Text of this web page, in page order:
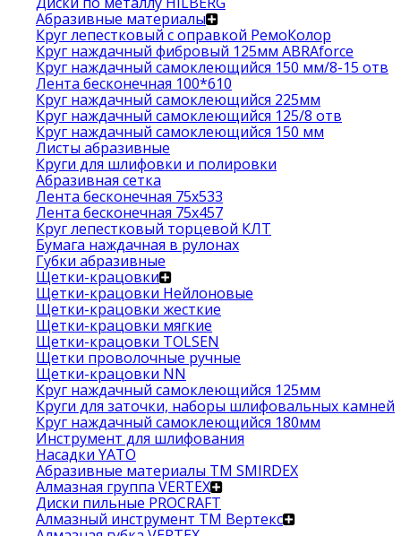
Абразивные материалы
Круг лепестковый с оправкой РемоКолор
Круг наждачный фибровый 125мм ABRAforce
Круг наждачный самоклеющийся 150 мм/8-15 отв
Лента бесконечная 100*610
Круг наждачный самоклеющийся 225мм
Круг наждачный самоклеющийся 125/8 отв
Круг наждачный самоклеющийся 150 мм
Листы абразивные
Круги для шлифовки и полировки
Абразивная сетка
Лента бесконечная 75х533
Лента бесконечная 75х457
Круг лепестковый торцевой КЛТ
Бумага наждачная в рулонах
Губки абразивные
Щетки-крацовки
Щетки-крацовки Нейлоновые
Щетки-крацовки жесткие
Щетки-крацовки мягкие
Щетки-крацовки TOLSEN
Щетки проволочные ручные
Щетки-крацовки NN
Круг наждачный самоклеющийся 125мм
Круги для заточки, наборы шлифовальных камней
Круг наждачный самоклеющийся 180мм
Инструмент для шлифования
Насадки YATO
Абразивные материалы ТМ SMIRDEX
Алмазная группа VERTEX
Диски пильные PROCRAFT
Алмазный инструмент ТМ Вертекс